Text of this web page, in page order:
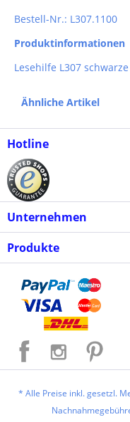
Bestell-Nr.: L307.1100
Produktinformationen
Lesehilfe L307
Ähnliche Artikel
Hotline
Unternehmen
Produkte
* Alle Preise inkl. gesetzl.